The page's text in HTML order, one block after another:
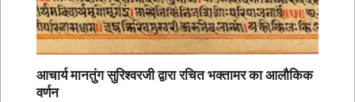
आचार्य मानतुंग सुरिश्वरजी द्वारा रचित भक्तामर का आलौकिक
वर्णन